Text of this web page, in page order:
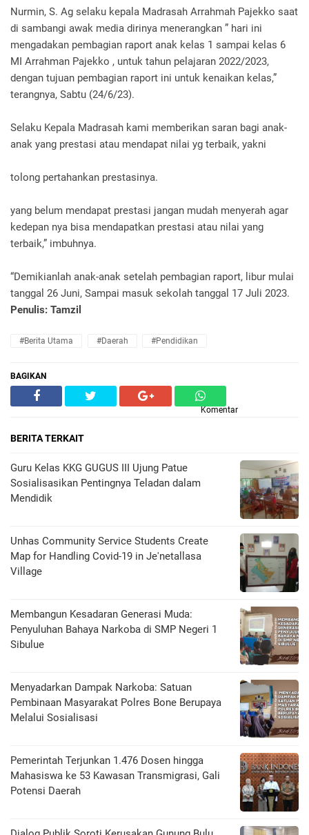
Nurmin, S. Ag selaku kepala Madrasah Arrahmah Pajekko saat
di sambangi awak media dirinya menerangkan ” hari ini
mengadakan pembagian raport anak kelas 1 sampai kelas 6
MI Arrahman Pajekko , untuk tahun pelajaran 2022/2023,
dengan tujuan pembagian raport ini untuk kenaikan kelas,”
terangnya, Sabtu (24/6/23).
Selaku Kepala Madrasah kami memberikan saran bagi anak-
anak yang prestasi atau mendapat nilai yg terbaik, yakni
tolong pertahankan prestasinya.
yang belum mendapat prestasi jangan mudah menyerah agar
kedepan nya bisa mendapatkan prestasi atau nilai yang
terbaik,” imbuhnya.
“Demikianlah anak-anak setelah pembagian raport, libur mulai
tanggal 26 Juni, Sampai masuk sekolah tanggal 17 Juli 2023.
Penulis: Tamzil
#Berita Utama #Daerah #Pendidikan
BAGIKAN
Komentar
BERITA TERKAIT
Guru Kelas KKG GUGUS III Ujung Patue
Sosialisasikan Pentingnya Teladan dalam
Mendidik
Unhas Community Service Students Create
Map for Handling Covid-19 in Je'netallasa
Village
Membangun Kesadaran Generasi Muda:
Penyuluhan Bahaya Narkoba di SMP Negeri 1
Sibulue
Menyadarkan Dampak Narkoba: Satuan
Pembinaan Masyarakat Polres Bone Berupaya
Melalui Sosialisasi
Pemerintah Terjunkan 1.476 Dosen hingga
Mahasiswa ke 53 Kawasan Transmigrasi, Gali
Potensi Daerah